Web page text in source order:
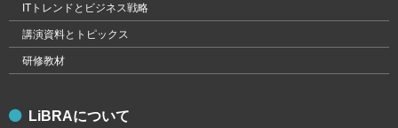
ITトレンドとビジネス戦略
講演資料とトピックス
研修教材
LiBRAについて